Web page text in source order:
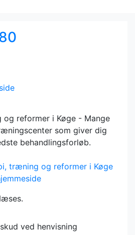
reformer i Køge - Mange
som giver dig
behandlingsforløb.
træning og reformer i Køge
ved henvisning